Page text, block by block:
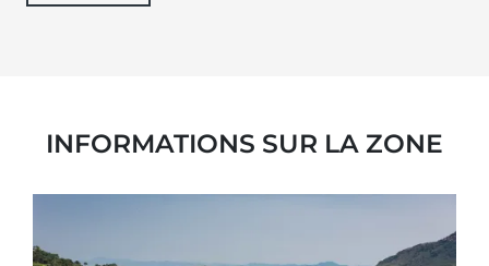
INFORMATIONS SUR LA ZONE